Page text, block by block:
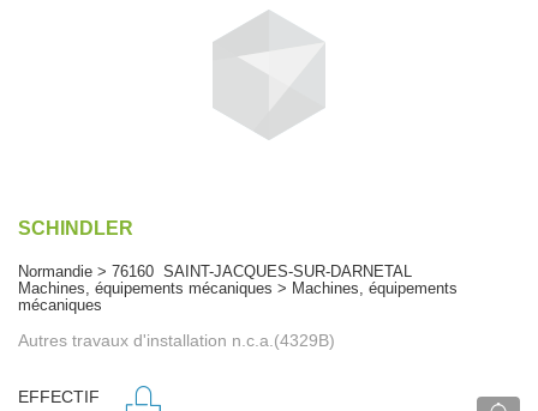
SCHINDLER
Normandie > 76160 SAINT-JACQUES-SUR-DARNETAL
Machines, équipements mécaniques > Machines, équipements
mécaniques
Autres travaux d'installation n.c.a.(4329B)
EFFECTIF